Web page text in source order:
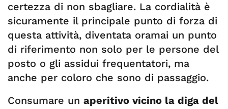
certezza di non sbagliare. La cordialità è
sicuramente il principale punto di forza di
questa attività, diventata oramai un punto
di riferimento non solo per le persone del
posto o gli assidui frequentatori, ma
anche per coloro che sono di passaggio.
Consumare un aperitivo vicino la diga del